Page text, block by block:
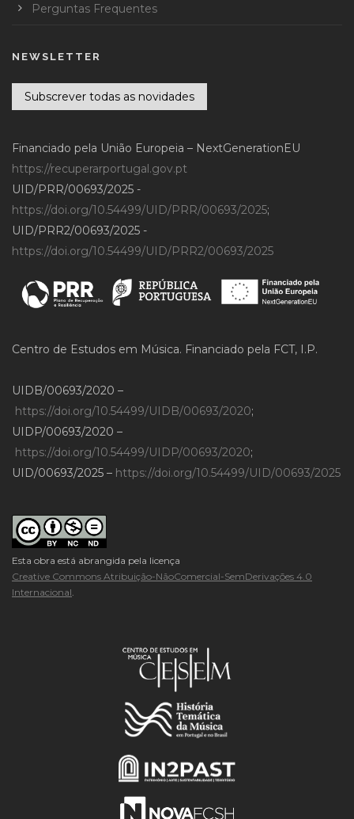
Perguntas Frequentes
NEWSLETTER
Subscrever todas as novidades
Financiado pela União Europeia – NextGenerationEU
https://recuperarportugal.gov.pt
UID/PRR/00693/2025 -
https://doi.org/10.54499/UID/PRR/00693/2025;
UID/PRR2/00693/2025 -
https://doi.org/10.54499/UID/PRR2/00693/2025
Centro de Estudos em Música. Financiado pela FCT, I.P.
UIDB/00693/2020 –
https://doi.org/10.54499/UIDB/00693/2020;
UIDP/00693/2020 –
https://doi.org/10.54499/UIDP/00693/2020;
UID/00693/2025 – https://doi.org/10.54499/UID/00693/2025
Esta obra está abrangida pela licença
Creative Commons Atribuição-NãoComercial-SemDerivações 4.0
Internacional